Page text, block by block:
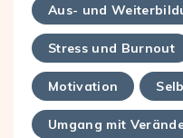
Aus- und
Stress und Burnout
Motivation
Umgang mit